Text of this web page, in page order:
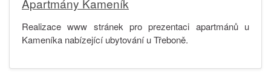
Apartmány Kameník
Realizace www stránek pro prezentaci apartmánů u
Kameníka nabízející ubytování u Třeboně.